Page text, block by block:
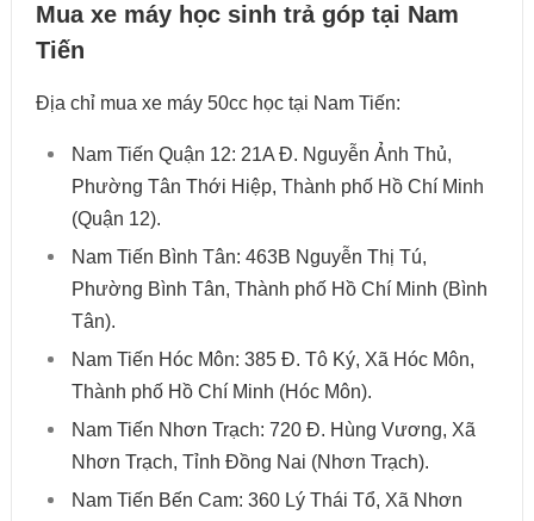
Mua xe máy học sinh trả góp tại Nam
Tiến
Địa chỉ mua xe máy 50cc học tại Nam Tiến:
Nam Tiến Quận 12: 21A Đ. Nguyễn Ảnh Thủ,
Phường Tân Thới Hiệp, Thành phố Hồ Chí Minh
(Quận 12).
Nam Tiến Bình Tân: 463B Nguyễn Thị Tú,
Phường Bình Tân, Thành phố Hồ Chí Minh (Bình
Tân).
Nam Tiến Hóc Môn: 385 Đ. Tô Ký, Xã Hóc Môn,
Thành phố Hồ Chí Minh (Hóc Môn).
Nam Tiến Nhơn Trạch: 720 Đ. Hùng Vương, Xã
Nhơn Trạch, Tỉnh Đồng Nai (Nhơn Trạch).
Nam Tiến Bến Cam: 360 Lý Thái Tổ, Xã Nhơn